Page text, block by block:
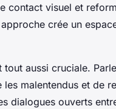
contact visuel et
crée un
aussi cruciale.
malentendus et de
dialogues ouverts